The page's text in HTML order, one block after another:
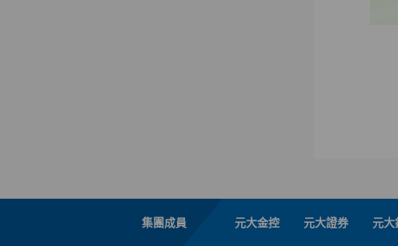
集團成員 元大金控 元大證券 元大